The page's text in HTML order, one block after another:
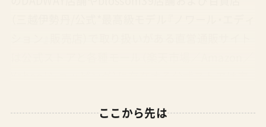
ンスパーツが豊富代表的なモデルフォックス(両対
ここから先は